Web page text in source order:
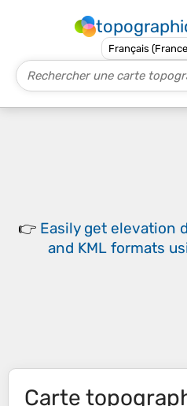
👉 Easily get elevation
and KML formats
Carte